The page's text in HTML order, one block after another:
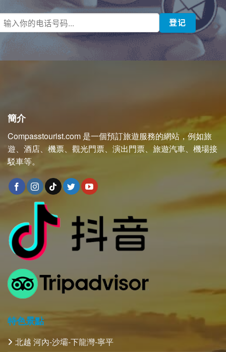
簡介
Compasstourist.com 是一個預訂旅遊服務的網站，例如旅
遊、酒店、機票、觀光門票、演出門票、旅遊汽車、機場接
駁車等。
特色景點
北越 河內-沙壩-下龍灣-寧平